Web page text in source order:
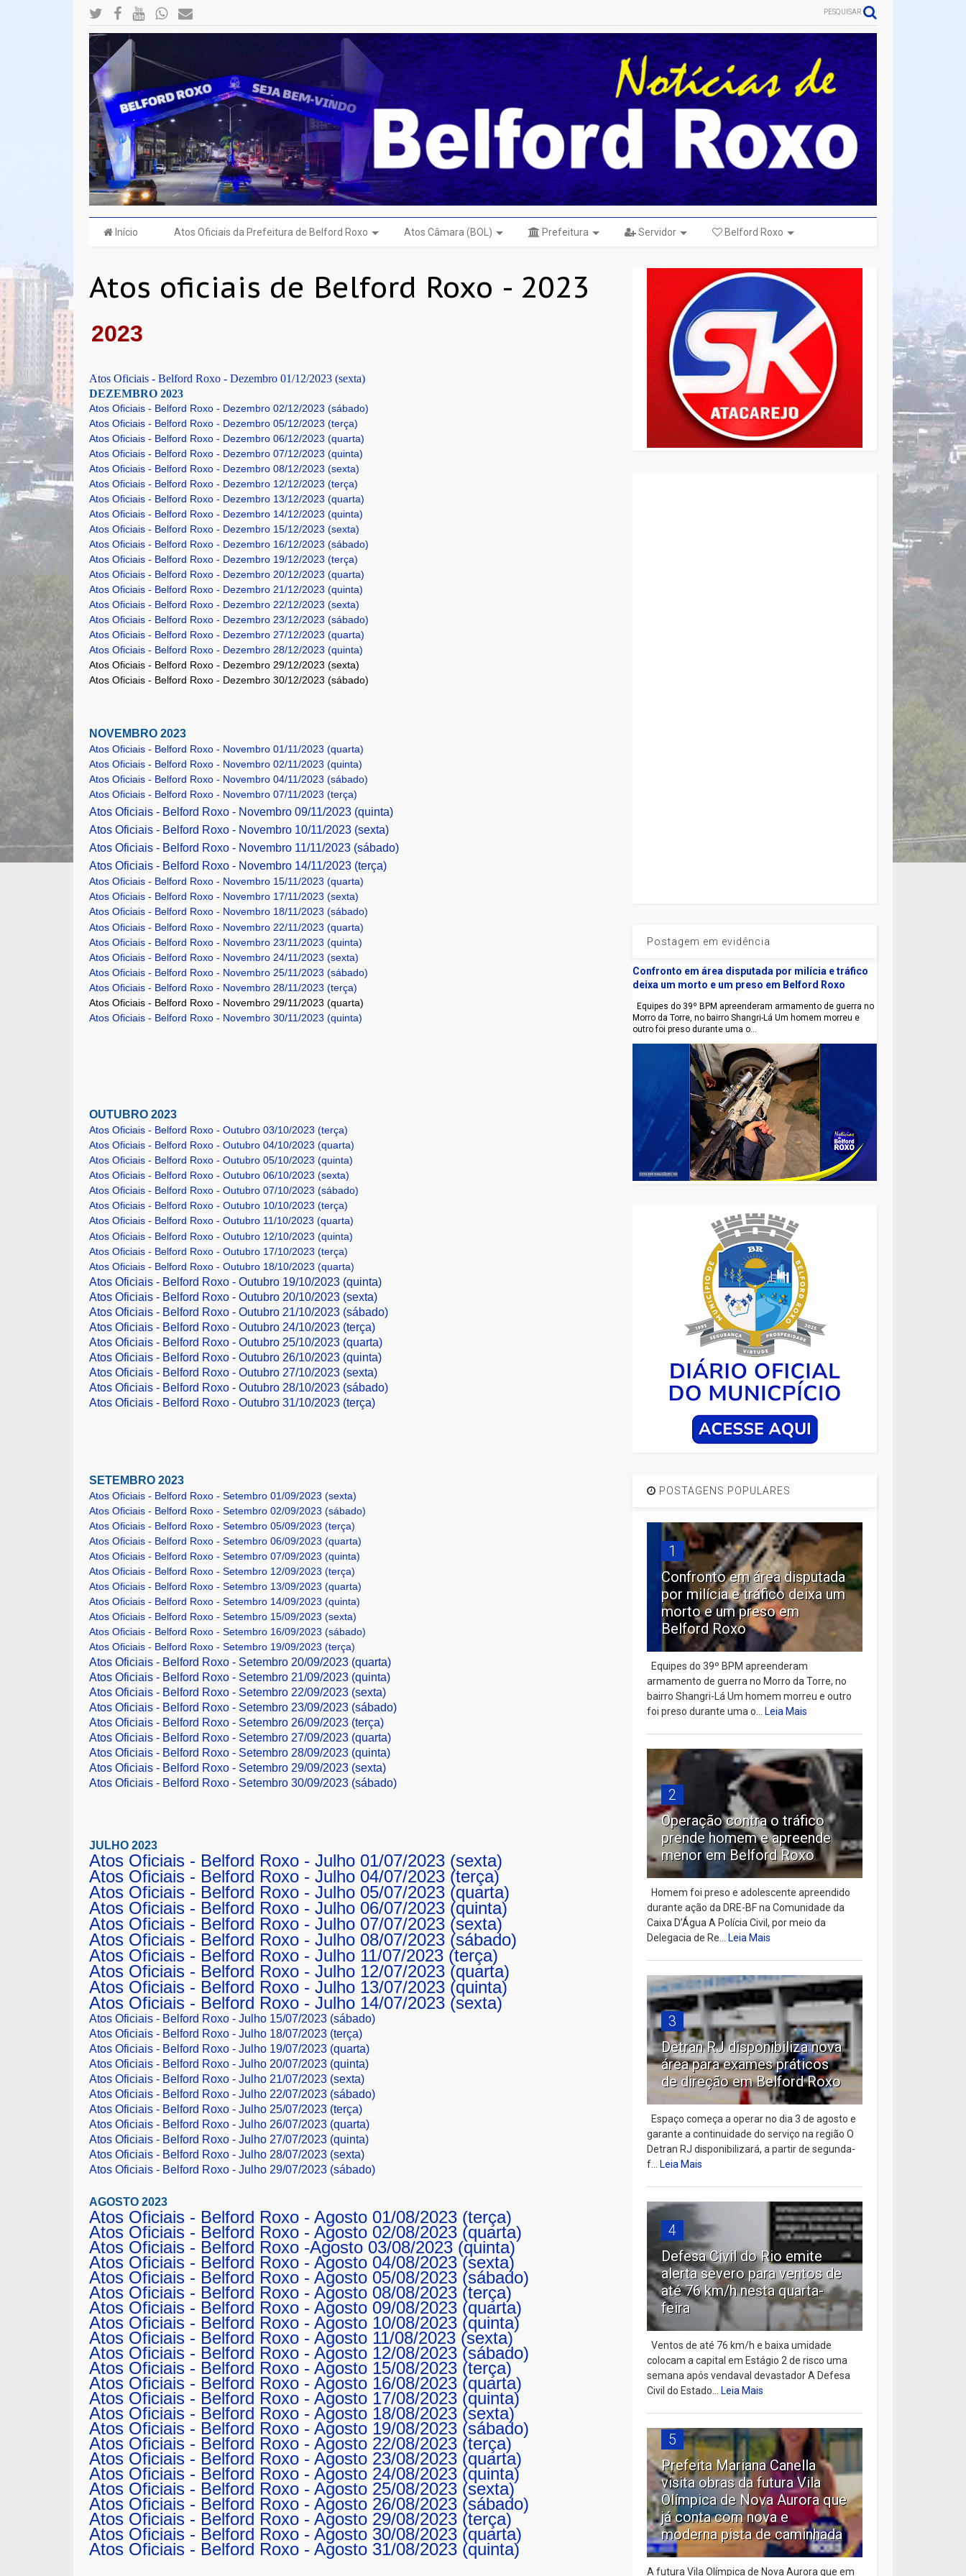
PESQUISAR
Início Atos Oficiais da Prefeitura de Belford Roxo Atos Câmara (BOL) Prefeitura Servidor Belford Roxo
Atos oficiais de Belford Roxo - 2023
2023
Atos Oficiais - Belford Roxo - Dezembro 01/12/2023 (sexta)
DEZEMBRO 2023
Atos Oficiais - Belford Roxo - Dezembro 02/12/2023 (sábado)
Atos Oficiais - Belford Roxo - Dezembro 05/12/2023 (terça)
Atos Oficiais - Belford Roxo - Dezembro 06/12/2023 (quarta)
Atos Oficiais - Belford Roxo - Dezembro 07/12/2023 (quinta)
Atos Oficiais - Belford Roxo - Dezembro 08/12/2023 (sexta)
Atos Oficiais - Belford Roxo - Dezembro 12/12/2023 (terça)
Atos Oficiais - Belford Roxo - Dezembro 13/12/2023 (quarta)
Atos Oficiais - Belford Roxo - Dezembro 14/12/2023 (quinta)
Atos Oficiais - Belford Roxo - Dezembro 15/12/2023 (sexta)
Atos Oficiais - Belford Roxo - Dezembro 16/12/2023 (sábado)
Atos Oficiais - Belford Roxo - Dezembro 19/12/2023 (terça)
Atos Oficiais - Belford Roxo - Dezembro 20/12/2023 (quarta)
Atos Oficiais - Belford Roxo - Dezembro 21/12/2023 (quinta)
Atos Oficiais - Belford Roxo - Dezembro 22/12/2023 (sexta)
Atos Oficiais - Belford Roxo - Dezembro 23/12/2023 (sábado)
Atos Oficiais - Belford Roxo - Dezembro 27/12/2023 (quarta)
Atos Oficiais - Belford Roxo - Dezembro 28/12/2023 (quinta)
Atos Oficiais - Belford Roxo - Dezembro 29/12/2023 (sexta)
Atos Oficiais - Belford Roxo - Dezembro 30/12/2023 (sábado)
NOVEMBRO 2023
Atos Oficiais - Belford Roxo - Novembro 01/11/2023 (quarta)
Atos Oficiais - Belford Roxo - Novembro 02/11/2023 (quinta)
Atos Oficiais - Belford Roxo - Novembro 04/11/2023 (sábado)
Atos Oficiais - Belford Roxo - Novembro 07/11/2023 (terça)
Atos Oficiais - Belford Roxo - Novembro 09/11/2023 (quinta)
Atos Oficiais - Belford Roxo - Novembro 10/11/2023 (sexta)
Atos Oficiais - Belford Roxo - Novembro 11/11/2023 (sábado)
Atos Oficiais - Belford Roxo - Novembro 14/11/2023 (terça)
Atos Oficiais - Belford Roxo - Novembro 15/11/2023 (quarta)
Atos Oficiais - Belford Roxo - Novembro 17/11/2023 (sexta)
Atos Oficiais - Belford Roxo - Novembro 18/11/2023 (sábado)
Atos Oficiais - Belford Roxo - Novembro 22/11/2023 (quarta)
Atos Oficiais - Belford Roxo - Novembro 23/11/2023 (quinta)
Atos Oficiais - Belford Roxo - Novembro 24/11/2023 (sexta)
Atos Oficiais - Belford Roxo - Novembro 25/11/2023 (sábado)
Atos Oficiais - Belford Roxo - Novembro 28/11/2023 (terça)
Atos Oficiais - Belford Roxo - Novembro 29/11/2023 (quarta)
Atos Oficiais - Belford Roxo - Novembro 30/11/2023 (quinta)
OUTUBRO 2023
Atos Oficiais - Belford Roxo - Outubro 03/10/2023 (terça)
Atos Oficiais - Belford Roxo - Outubro 04/10/2023 (quarta)
Atos Oficiais - Belford Roxo - Outubro 05/10/2023 (quinta)
Atos Oficiais - Belford Roxo - Outubro 06/10/2023 (sexta)
Atos Oficiais - Belford Roxo - Outubro 07/10/2023 (sábado)
Atos Oficiais - Belford Roxo - Outubro 10/10/2023 (terça)
Atos Oficiais - Belford Roxo - Outubro 11/10/2023 (quarta)
Atos Oficiais - Belford Roxo - Outubro 12/10/2023 (quinta)
Atos Oficiais - Belford Roxo - Outubro 17/10/2023 (terça)
Atos Oficiais - Belford Roxo - Outubro 18/10/2023 (quarta)
Atos Oficiais - Belford Roxo - Outubro 19/10/2023 (quinta)
Atos Oficiais - Belford Roxo - Outubro 20/10/2023 (sexta)
Atos Oficiais - Belford Roxo - Outubro 21/10/2023 (sábado)
Atos Oficiais - Belford Roxo - Outubro 24/10/2023 (terça)
Atos Oficiais - Belford Roxo - Outubro 25/10/2023 (quarta)
Atos Oficiais - Belford Roxo - Outubro 26/10/2023 (quinta)
Atos Oficiais - Belford Roxo - Outubro 27/10/2023 (sexta)
Atos Oficiais - Belford Roxo - Outubro 28/10/2023 (sábado)
Atos Oficiais - Belford Roxo - Outubro 31/10/2023 (terça)
SETEMBRO 2023
Atos Oficiais - Belford Roxo - Setembro 01/09/2023 (sexta)
Atos Oficiais - Belford Roxo - Setembro 02/09/2023 (sábado)
Atos Oficiais - Belford Roxo - Setembro 05/09/2023 (terça)
Atos Oficiais - Belford Roxo - Setembro 06/09/2023 (quarta)
Atos Oficiais - Belford Roxo - Setembro 07/09/2023 (quinta)
Atos Oficiais - Belford Roxo - Setembro 12/09/2023 (terça)
Atos Oficiais - Belford Roxo - Setembro 13/09/2023 (quarta)
Atos Oficiais - Belford Roxo - Setembro 14/09/2023 (quinta)
Atos Oficiais - Belford Roxo - Setembro 15/09/2023 (sexta)
Atos Oficiais - Belford Roxo - Setembro 16/09/2023 (sábado)
Atos Oficiais - Belford Roxo - Setembro 19/09/2023 (terça)
Atos Oficiais - Belford Roxo - Setembro 20/09/2023 (quarta)
Atos Oficiais - Belford Roxo - Setembro 21/09/2023 (quinta)
Atos Oficiais - Belford Roxo - Setembro 22/09/2023 (sexta)
Atos Oficiais - Belford Roxo - Setembro 23/09/2023 (sábado)
Atos Oficiais - Belford Roxo - Setembro 26/09/2023 (terça)
Atos Oficiais - Belford Roxo - Setembro 27/09/2023 (quarta)
Atos Oficiais - Belford Roxo - Setembro 28/09/2023 (quinta)
Atos Oficiais - Belford Roxo - Setembro 29/09/2023 (sexta)
Atos Oficiais - Belford Roxo - Setembro 30/09/2023 (sábado)
JULHO 2023
Atos Oficiais - Belford Roxo - Julho 01/07/2023 (sexta)
Atos Oficiais - Belford Roxo - Julho 04/07/2023 (terça)
Atos Oficiais - Belford Roxo - Julho 05/07/2023 (quarta)
Atos Oficiais - Belford Roxo - Julho 06/07/2023 (quinta)
Atos Oficiais - Belford Roxo - Julho 07/07/2023 (sexta)
Atos Oficiais - Belford Roxo - Julho 08/07/2023 (sábado)
Atos Oficiais - Belford Roxo - Julho 11/07/2023 (terça)
Atos Oficiais - Belford Roxo - Julho 12/07/2023 (quarta)
Atos Oficiais - Belford Roxo - Julho 13/07/2023 (quinta)
Atos Oficiais - Belford Roxo - Julho 14/07/2023 (sexta)
Atos Oficiais - Belford Roxo - Julho 15/07/2023 (sábado)
Atos Oficiais - Belford Roxo - Julho 18/07/2023 (terça)
Atos Oficiais - Belford Roxo - Julho 19/07/2023 (quarta)
Atos Oficiais - Belford Roxo - Julho 20/07/2023 (quinta)
Atos Oficiais - Belford Roxo - Julho 21/07/2023 (sexta)
Atos Oficiais - Belford Roxo - Julho 22/07/2023 (sábado)
Atos Oficiais - Belford Roxo - Julho 25/07/2023 (terça)
Atos Oficiais - Belford Roxo - Julho 26/07/2023 (quarta)
Atos Oficiais - Belford Roxo - Julho 27/07/2023 (quinta)
Atos Oficiais - Belford Roxo - Julho 28/07/2023 (sexta)
Atos Oficiais - Belford Roxo - Julho 29/07/2023 (sábado)
AGOSTO 2023
Atos Oficiais - Belford Roxo - Agosto 01/08/2023 (terça)
Atos Oficiais - Belford Roxo - Agosto 02/08/2023 (quarta)
Atos Oficiais - Belford Roxo -Agosto 03/08/2023 (quinta)
Atos Oficiais - Belford Roxo - Agosto 04/08/2023 (sexta)
Atos Oficiais - Belford Roxo - Agosto 05/08/2023 (sábado)
Atos Oficiais - Belford Roxo - Agosto 08/08/2023 (terça)
Atos Oficiais - Belford Roxo - Agosto 09/08/2023 (quarta)
Atos Oficiais - Belford Roxo - Agosto 10/08/2023 (quinta)
Atos Oficiais - Belford Roxo - Agosto 11/08/2023 (sexta)
Atos Oficiais - Belford Roxo - Agosto 12/08/2023 (sábado)
Atos Oficiais - Belford Roxo - Agosto 15/08/2023 (terça)
Atos Oficiais - Belford Roxo - Agosto 16/08/2023 (quarta)
Atos Oficiais - Belford Roxo - Agosto 17/08/2023 (quinta)
Atos Oficiais - Belford Roxo - Agosto 18/08/2023 (sexta)
Atos Oficiais - Belford Roxo - Agosto 19/08/2023 (sábado)
Atos Oficiais - Belford Roxo - Agosto 22/08/2023 (terça)
Atos Oficiais - Belford Roxo - Agosto 23/08/2023 (quarta)
Atos Oficiais - Belford Roxo - Agosto 24/08/2023 (quinta)
Atos Oficiais - Belford Roxo - Agosto 25/08/2023 (sexta)
Atos Oficiais - Belford Roxo - Agosto 26/08/2023 (sábado)
Atos Oficiais - Belford Roxo - Agosto 29/08/2023 (terça)
Atos Oficiais - Belford Roxo - Agosto 30/08/2023 (quarta)
Atos Oficiais - Belford Roxo - Agosto 31/08/2023 (quinta)
Postagem em evidência
Confronto em área disputada por milícia e tráfico
deixa um morto e um preso em Belford Roxo
Equipes do 39º BPM apreenderam armamento de guerra no
Morro da Torre, no bairro Shangri-Lá Um homem morreu e
outro foi preso durante uma o...
POSTAGENS POPULARES
1
Confronto em área disputada
por milícia e tráfico deixa um
morto e um preso em
Belford Roxo
Equipes do 39º BPM apreenderam
armamento de guerra no Morro da Torre, no
bairro Shangri-Lá Um homem morreu e outro
foi preso durante uma o...Leia Mais
2
Operação contra o tráfico
prende homem e apreende
menor em Belford Roxo
Homem foi preso e adolescente apreendido
durante ação da DRE-BF na Comunidade da
Caixa D’Água A Polícia Civil, por meio da
Delegacia de Re...Leia Mais
3
Detran RJ disponibiliza nova
área para exames práticos
de direção em Belford Roxo
Espaço começa a operar no dia 3 de agosto e
garante a continuidade do serviço na região O
Detran RJ disponibilizará, a partir de segunda-
f...Leia Mais
4
Defesa Civil do Rio emite
alerta severo para ventos de
até 76 km/h nesta quarta-
feira
Ventos de até 76 km/h e baixa umidade
colocam a capital em Estágio 2 de risco uma
semana após vendaval devastador A Defesa
Civil do Estado...Leia Mais
5
Prefeita Mariana Canella
visita obras da futura Vila
Olímpica de Nova Aurora que
já conta com nova e
moderna pista de caminhada
A futura Vila Olímpica de Nova Aurora que em